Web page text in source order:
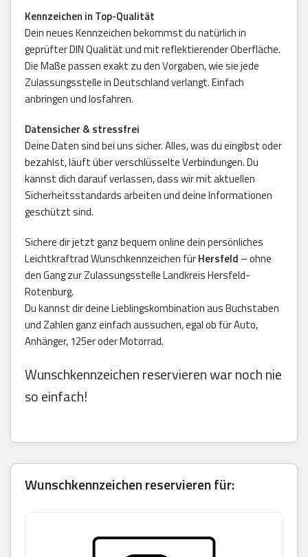
Kennzeichen in Top-Qualität
Dein neues Kennzeichen bekommst du natürlich in
geprüfter DIN Qualität und mit reflektierender Oberfläche.
Die Maße passen exakt zu den Vorgaben, wie sie jede
Zulassungsstelle in Deutschland verlangt. Einfach
anbringen und losfahren.
Datensicher & stressfrei
Deine Daten sind bei uns sicher. Alles, was du eingibst oder
bezahlst, läuft über verschlüsselte Verbindungen. Du
kannst dich darauf verlassen, dass wir mit aktuellen
Sicherheitsstandards arbeiten und deine Informationen
geschützt sind.
Sichere dir jetzt ganz bequem online dein persönliches
Leichtkraftrad Wunschkennzeichen fürHersfeld – ohne
den Gang zur Zulassungsstelle Landkreis Hersfeld-
Rotenburg.
Du kannst dir deine Lieblingskombination aus Buchstaben
und Zahlen ganz einfach aussuchen, egal ob für Auto,
Anhänger, 125er oder Motorrad.
Wunschkennzeichen reservieren war noch nie
so einfach!
Wunschkennzeichen reservieren für: